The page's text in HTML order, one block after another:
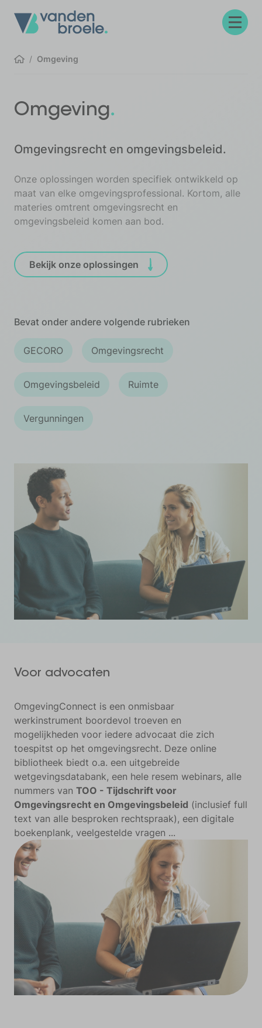
Menu
Home Omgeving
Omgeving.
Omgevingsrecht en omgevingsbeleid.
Onze oplossingen worden specifiek ontwikkeld op
maat van elke omgevingsprofessional. Kortom, alle
materies omtrent omgevingsrecht en
omgevingsbeleid komen aan bod.
Bekijk onze oplossingen
Bevat onder andere volgende rubrieken
GECORO Omgevingsrecht
Omgevingsbeleid Ruimte
Vergunningen
Voor advocaten
OmgevingConnect is een onmisbaar
werkinstrument boordevol troeven en
mogelijkheden voor iedere advocaat die zich
toespitst op het omgevingsrecht. Deze online
bibliotheek biedt o.a. een uitgebreide
wetgevingsdatabank, een hele resem webinars, alle
nummers van TOO - Tijdschrift voor
Omgevingsrecht en Omgevingsbeleid (inclusief full
text van alle besproken rechtspraak), een digitale
boekenplank, veelgestelde vragen ...